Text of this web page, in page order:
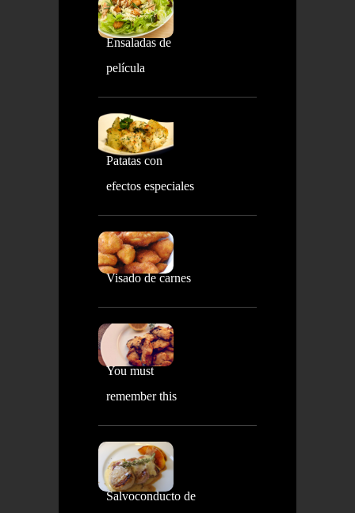
Ensaladas de
película
Patatas con
efectos especiales
Visado de carnes
You must
remember this
Salvoconducto de